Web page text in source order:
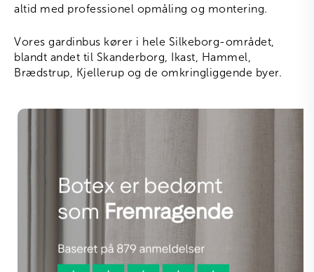
altid med professionel opmåling og montering.
Vores gardinbus kører i hele Silkeborg-området,
blandt andet til Skanderborg, Ikast, Hammel,
Brædstrup, Kjellerup og de omkringliggende byer.